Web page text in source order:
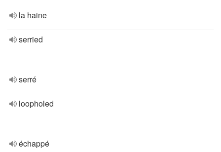
la haine
serried
serré
loopholed
échappé